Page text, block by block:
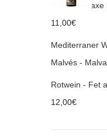
11,00€
Mediterraner
Malvés -
Rotwein - Fet
12,00€